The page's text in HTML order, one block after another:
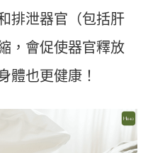
排泄器官（包括肝
，會促使器官釋放
體也更健康！